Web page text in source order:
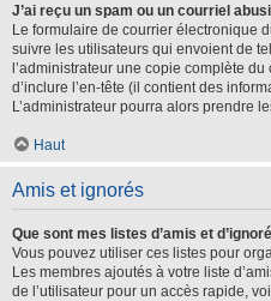
J’ai reçu un spam ou un courriel
Le formulaire de courrier électronique
suivre les utilisateurs qui envoient de
l’administrateur une copie complète
d’inclure l’en-tête (il contient des
L’administrateur pourra alors prendre
Haut
Amis et ignorés
Que sont mes listes d’amis et
Vous pouvez utiliser ces listes pour
Les membres ajoutés à votre liste
de l’utilisateur pour un accès rapide,